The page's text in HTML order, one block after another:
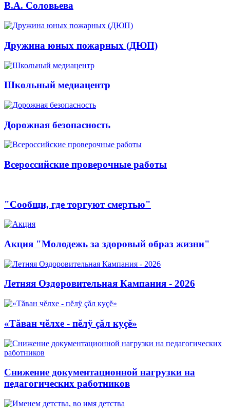
В.А. Соловьева
Дружина юных пожарных (ДЮП)
Школьный медиацентр
Дорожная безопасность
Всероссийские проверочные работы
"Сообщи, где торгуют смертью"
Акция "Молодежь за здоровый образ жизни"
Летняя Оздоровительная Кампания - 2026
«Тăван чĕлхе - пĕлÿ çăл куçĕ»
Снижение документационной нагрузки на
педагогических работников